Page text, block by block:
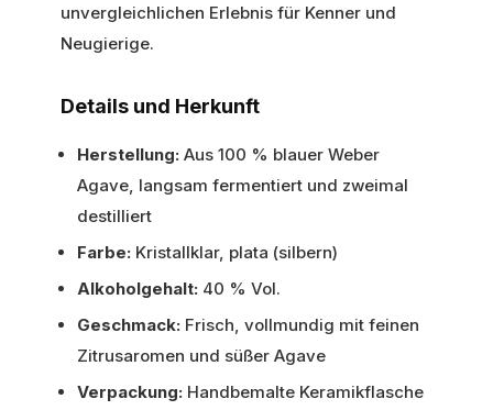
unvergleichlichen Erlebnis für Kenner und
Neugierige.
Details und Herkunft
Herstellung: Aus 100 % blauer Weber
Agave, langsam fermentiert und zweimal
destilliert
Farbe: Kristallklar, plata (silbern)
Alkoholgehalt: 40 % Vol.
Geschmack: Frisch, vollmundig mit feinen
Zitrusaromen und süßer Agave
Verpackung: Handbemalte Keramikflasche